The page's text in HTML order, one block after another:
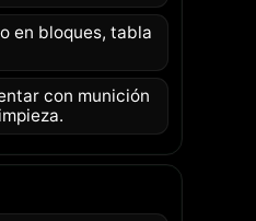
en bloques, tabla
con munición